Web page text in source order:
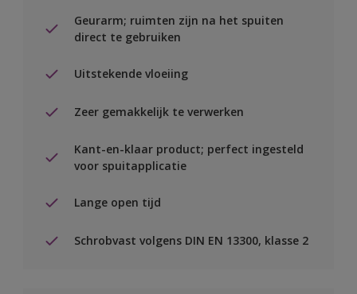
Geurarm; ruimten zijn na het spuiten
direct te gebruiken
Uitstekende vloeiing
Zeer gemakkelijk te verwerken
Kant-en-klaar product; perfect ingesteld
voor spuitapplicatie
Lange open tijd
Schrobvast volgens DIN EN 13300, klasse 2